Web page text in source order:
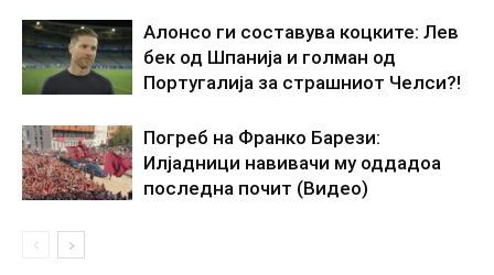
Алонсо ги составува коцките: Лев
бек од Шпанија и голман од
Португалија за страшниот Челси?!
Погреб на Франко Барези:
Илјадници навивачи му оддадоа
последна почит (Видео)